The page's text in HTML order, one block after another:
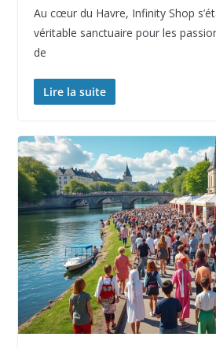
Au cœur du Havre, Infinity Shop
véritable sanctuaire pour les
de
Lire la suite